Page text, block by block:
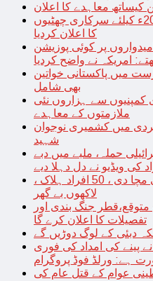
کیساتھ معاہدے کا اعلان
متحدہ عرب امارات نے سال 2024ء کیلئے سرکاری چھٹیوں
کا اعلان کردیا
پر کوئی پوزیشن
امریکہ نے واضح کردیا
کی فہرست میں پاکستانی خواتین
بھی شامل
سے ہزاروں نئی
ملازمتوں کے معاہدے
میں کشمیری نوجوان
شہید
حملہ، ملبے میں دبے
کی ویڈیو نے دل دہلا دیے
صومالیہ میں سیلاب نے تباہی مچا دی ، 50 افراد ہلاک ،
لاکھوں بے گھر
جنگ بندی اور
تفصیلات کا اعلان کرے گا
دبئی کے لوگ دوڑیں گے
کو کھانے پینے کی امداد کی فوری
ہے: ورلڈ فوڈ پروگرام
عوام کے قتل عام کی